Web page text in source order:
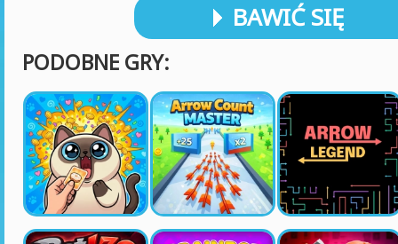
BAWIĆ SIĘ
PODOBNE GRY: